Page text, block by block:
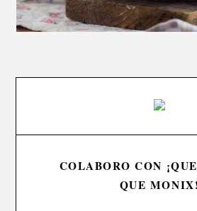
COLABORO CON
QUE MONIX!